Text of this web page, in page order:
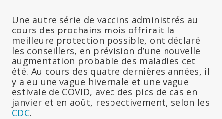
Une autre série de vaccins administrés au
cours des prochains mois offrirait la
meilleure protection possible, ont déclaré
les conseillers, en prévision d’une nouvelle
augmentation probable des maladies cet
été. Au cours des quatre dernières années, il
y a eu une vague hivernale et une vague
estivale de COVID, avec des pics de cas en
janvier et en août, respectivement, selon les
CDC.